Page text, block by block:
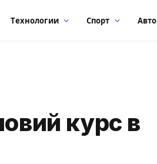
Технологии Спорт Авто
курс в